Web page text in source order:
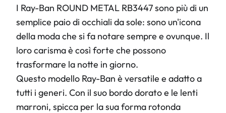
I Ray-Ban ROUND METAL RB3447 sono più di un
semplice paio di occhiali da sole: sono un'icona
della moda che si fa notare sempre e ovunque. Il
loro carisma è così forte che possono
trasformare la notte in giorno.
Questo modello Ray-Ban è versatile e adatto a
tutti i generi. Con il suo bordo dorato e le lenti
marroni, spicca per la sua forma rotonda